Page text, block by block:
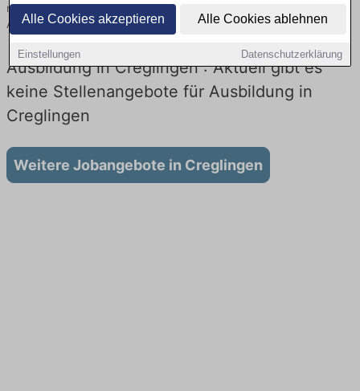
Alle Cookies akzeptieren Alle Cookies ablehnen
Einstellungen Datenschutzerklärung
namhaften Firmen. Entdecken Sie freie Optionen von Top-
Arbeitgebern und bewerben Sie sich noch heute.
Ausbildung in Creglingen : Aktuell gibt es
keine Stellenangebote für Ausbildung in
Creglingen
Weitere Jobangebote in Creglingen